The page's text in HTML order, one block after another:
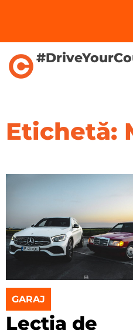
Etichetă:
GARAJ
Lecția de